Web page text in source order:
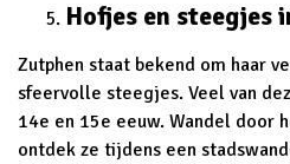
Hofjes en steegjes
Zutphen staat bekend om haar
sfeervolle steegjes. Veel van
14e en 15e eeuw. Wandel door
ontdek ze tijdens een